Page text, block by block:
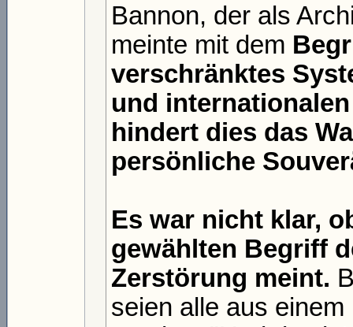
Bannon, der als
meinte mit dem
verschränktes
und
hindert dies das
persönliche
Es war nicht klar,
gewählten Begriff
Zerstörung meint.
seien alle aus